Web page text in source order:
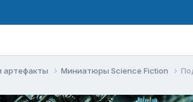
артефакты Миниатюры Science Fiction